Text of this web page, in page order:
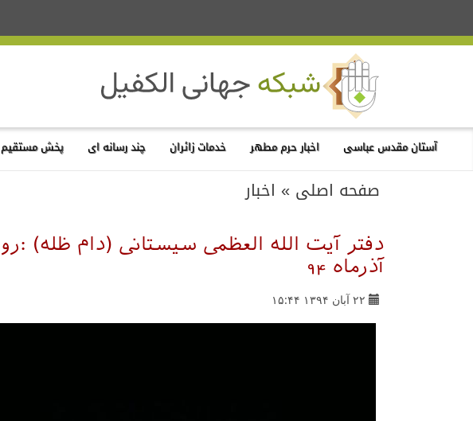
آستان مقدس عباسی اخبار حرم مطهر خدمات زائران چند رسانه ای پخش مستقیم
صفحه اصلی » اخبار
آذرماه 94
۲۲ آبان ۱۳۹۴ ۱۵:۴۴